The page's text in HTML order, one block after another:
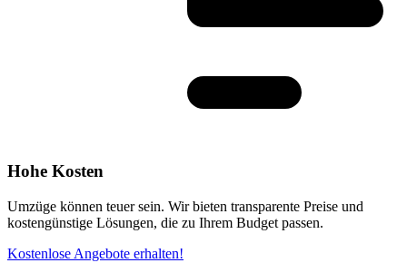
Hohe Kosten
Umzüge können teuer sein. Wir bieten transparente Preise und
kostengünstige Lösungen, die zu Ihrem Budget passen.
Kostenlose Angebote erhalten!